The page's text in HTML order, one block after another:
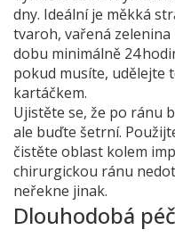
dny. Ideální je měkká
tvaroh, vařená
dobu minimálně 24
pokud musíte, udělejte
kartáčkem.
Ujistěte se, že po ránu
ale buďte šetrní.
čistěte oblast kolem
chirurgickou ránu
neřekne jinak.
Dlouhodobá